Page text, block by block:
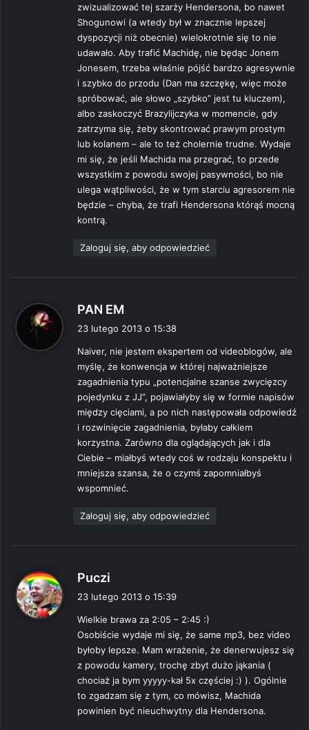
zwizualizować tej szarży Hendersona, bo nawet
Shogunowi (a wtedy był w znacznie lepszej
dyspozycji niż obecnie) wielokrotnie się to nie
udawało. Aby trafić Machidę, nie będąc Jonem
Jonesem, trzeba właśnie pójść bardzo agresywnie
i szybko do przodu (Dan ma szczękę, więc może
spróbować, ale słowo „szybko” jest tu kluczem),
albo zaskoczyć Brazylijczyka w momencie, gdy
zatrzyma się, żeby skontrować prawym prostym
lub kolanem – ale to też cholernie trudne. Wydaje
mi się, że jeśli Machida ma przegrać, to przede
wszystkim z powodu swojej pasywności, bo nie
ulega wątpliwości, że w tym starciu agresorem nie
będzie – chyba, że trafi Hendersona którąś mocną
kontrą.
Zaloguj się, aby odpowiedzieć
PAN EM
z
e
:
23 lutego 2013 o 15:38
Naiver, nie jestem ekspertem od videoblogów, ale
myślę, że konwencja w której najważniejsze
zagadnienia typu „potencjalne szanse zwycięzcy
pojedynku z JJ”, pojawiałyby się w formie napisów
między cięciami, a po nich następowała odpowiedź
i rozwinięcie zagadnienia, byłaby całkiem
korzystna. Zarówno dla oglądających jak i dla
Ciebie – miałbyś wtedy coś w rodzaju konspektu i
mniejsza szansa, że o czymś zapomniałbyś
wspomnieć.
Zaloguj się, aby odpowiedzieć
Puczi
z
e
:
23 lutego 2013 o 15:39
Wielkie brawa za 2:05 – 2:45 :)
Osobiście wydaje mi się, że same mp3, bez video
byłoby lepsze. Mam wrażenie, że denerwujesz się
z powodu kamery, trochę zbyt dużo jąkania (
chociaż ja bym yyyyy-kał 5x częściej :) ). Ogólnie
to zgadzam się z tym, co mówisz, Machida
powinien być nieuchwytny dla Hendersona.